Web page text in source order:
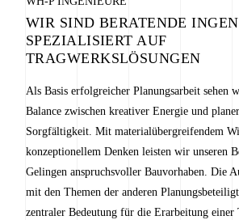
WIR SIND BERATENDE
SPEZIALISIERT AUF
TRAGWERKSLÖSUNGEN
Als Basis erfolgreicher Planungsarbeit sehen
Balance zwischen kreativer Energie und
Sorgfältigkeit. Mit materialübergreifendem
konzeptionellem Denken leisten wir unseren
Gelingen anspruchsvoller Bauvorhaben. Die
mit den Themen der anderen
zentraler Bedeutung für die Erarbeitung einer